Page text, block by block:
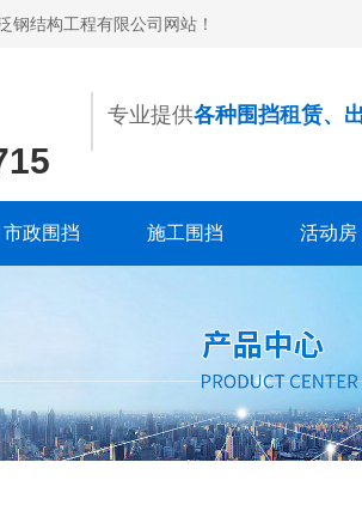
钢结构工程有限公司网站！
专业提供各种围挡租赁、
市政围挡 施工围挡 活动房